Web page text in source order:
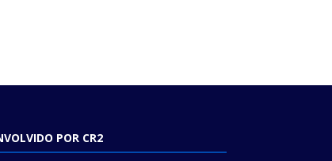
POR CR2